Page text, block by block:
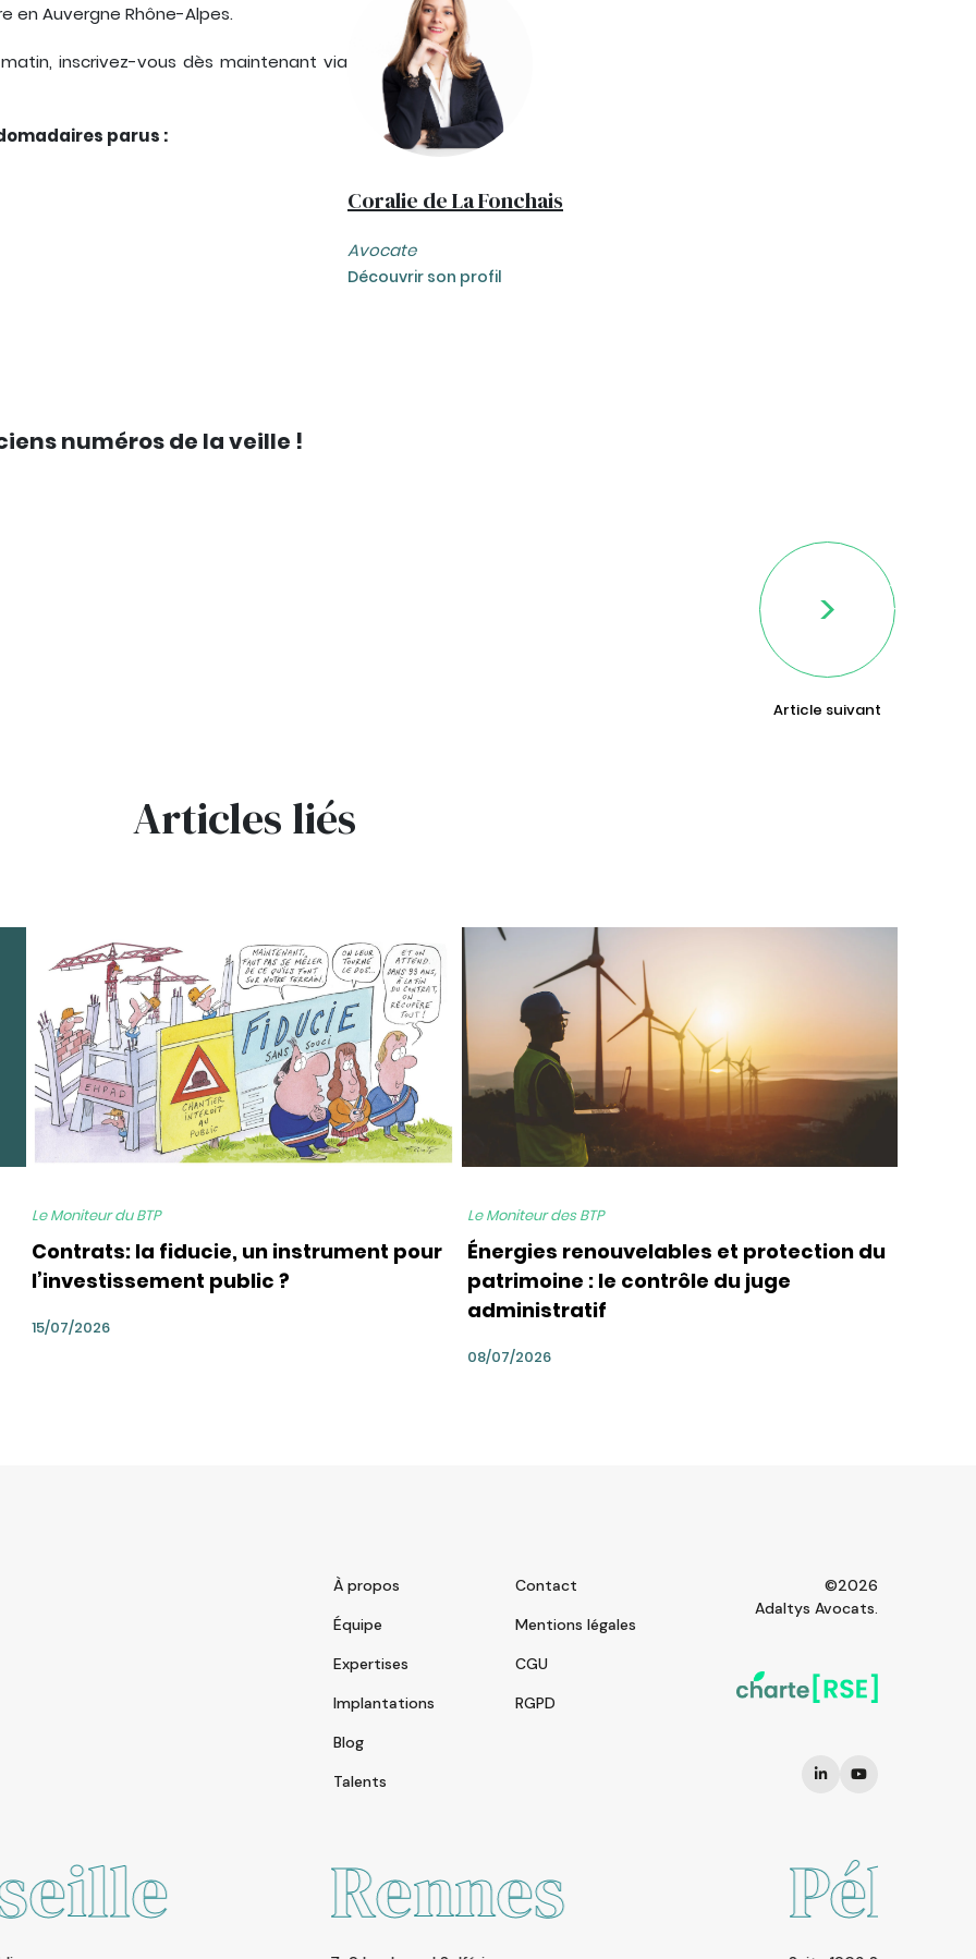
en Auvergne Rhône-Alpes.
inscrivez-vous dès maintenant via
parus :
numéros de la veille !
Coralie de La Fonchais
Avocate
Découvrir son profil
Articles liés
Le Moniteur du BTP
Contrats: la fiducie, un instrument pour
l’investissement public ?
15/07/2026
bg
Le Moniteur des BTP
Énergies renouvelables et protection du
patrimoine : le contrôle du juge
administratif
08/07/2026
À propos
Équipe
Expertises
Implantations
Blog
Talents
Contact
Mentions légales
CGU
RGPD
©2026
Adaltys Avocats.
Rennes Pékin